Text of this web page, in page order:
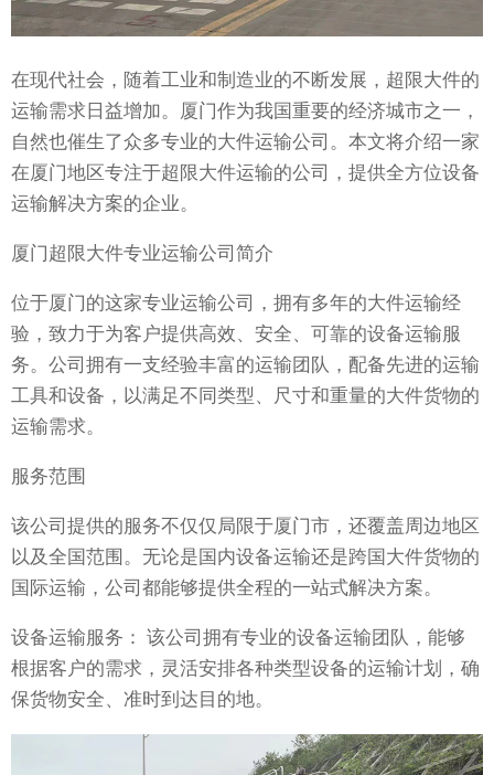
在现代社会，随着工业和制造业的不断发展，超限大件的
运输需求日益增加。厦门作为我国重要的经济城市之一，
自然也催生了众多专业的大件运输公司。本文将介绍一家
在厦门地区专注于超限大件运输的公司，提供全方位设备
运输解决方案的企业。
厦门超限大件专业运输公司简介
位于厦门的这家专业运输公司，拥有多年的大件运输经
验，致力于为客户提供高效、安全、可靠的设备运输服
务。公司拥有一支经验丰富的运输团队，配备先进的运输
工具和设备，以满足不同类型、尺寸和重量的大件货物的
运输需求。
服务范围
该公司提供的服务不仅仅局限于厦门市，还覆盖周边地区
以及全国范围。无论是国内设备运输还是跨国大件货物的
国际运输，公司都能够提供全程的一站式解决方案。
设备运输服务： 该公司拥有专业的设备运输团队，能够
根据客户的需求，灵活安排各种类型设备的运输计划，确
保货物安全、准时到达目的地。